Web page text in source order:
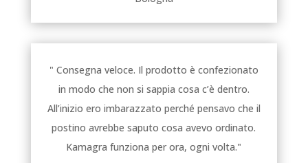
" Consegna veloce. Il prodotto è confezionato
in modo che non si sappia cosa c’è dentro.
All’inizio ero imbarazzato perché pensavo che il
postino avrebbe saputo cosa avevo ordinato.
Kamagra funziona per ora, ogni volta."